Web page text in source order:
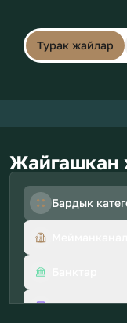
Турак жайлар
Жайгашкан
Бардык
Ресторандар